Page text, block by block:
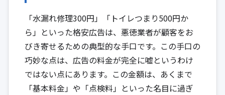
「水漏れ修理300円」「トイレつまり500円か
ら」といった格安広告は、悪徳業者が顧客をお
びき寄せるための典型的な手口です。この手口の
巧妙な点は、広告の料金が完全に嘘というわけ
ではない点にあります。この金額は、あくまで
「基本料金」や「点検料」といった名目に過ぎ